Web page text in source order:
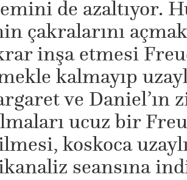
de azaltıyor.
çakralarını
inşa etmesi
kalmayıp
ve Daniel’ın
ucuz bir
koskoca
seansına